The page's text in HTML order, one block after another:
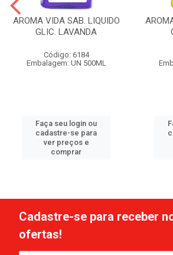
AROMA VIDA SAB. LIQUIDO
GLIC. LAVANDA
Código: 6184
Embalagem: UN 500ML
Faça seu login ou
cadastre-se para
ver preços e
comprar
Cadastre-se para receber
ofertas!